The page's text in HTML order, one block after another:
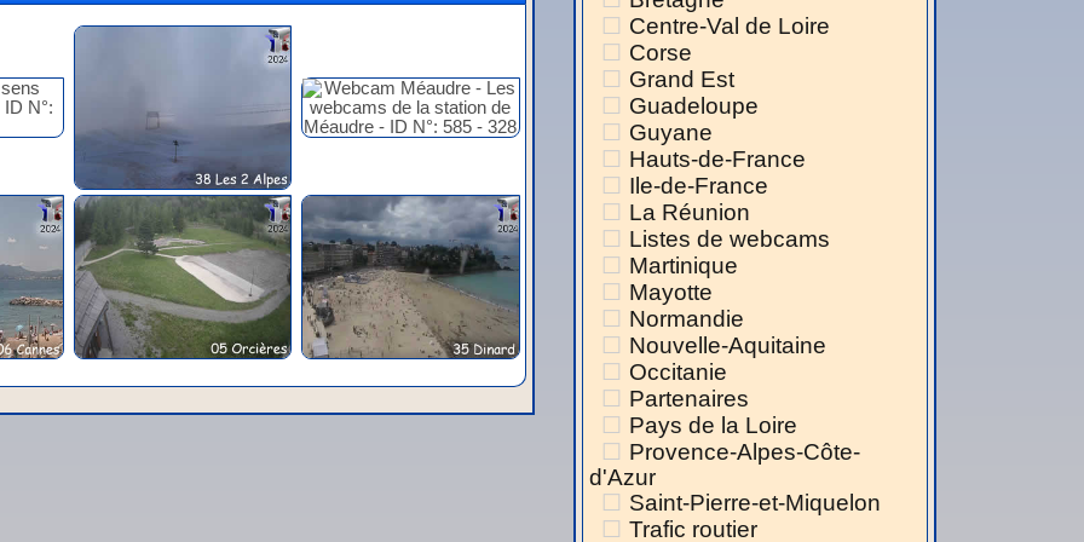
Centre-Val de Loire
Corse
Grand Est
Guadeloupe
Guyane
Hauts-de-France
Ile-de-France
La Réunion
Listes de webcams
Martinique
Mayotte
Normandie
Nouvelle-Aquitaine
Occitanie
Partenaires
Pays de la Loire
Provence-Alpes-Côte-
d'Azur
Saint-Pierre-et-Miquelon
Trafic routier